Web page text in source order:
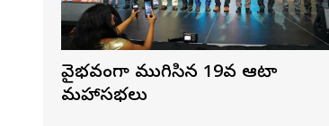
వైభవంగా ముగిసిన 19వ ఆటా
మహాసభలు